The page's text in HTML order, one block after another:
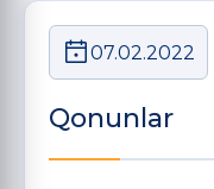
07.02.2022
Qonunlar